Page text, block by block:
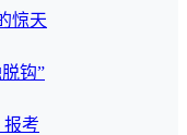
惊天
钩”
报考